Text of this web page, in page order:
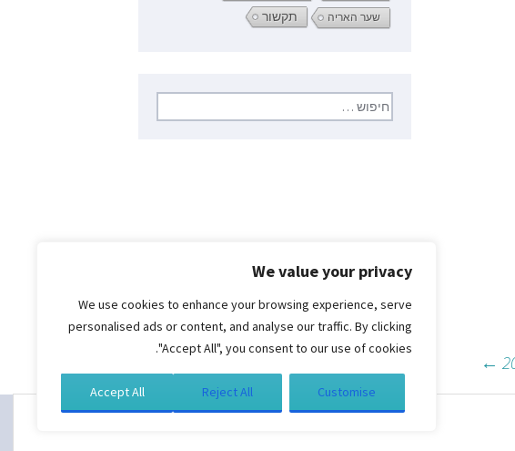
We value your privacy
We use cookies to enhance your browsing experience, serve
personalised ads or content, and analyse our traffic. By clicking
"Accept All", you consent to our use of cookies.
Customise
Reject All
Accept All
←
שער האריה תקשור
חיפוש: